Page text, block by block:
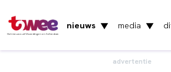
Het nieuws uit Vlaardingen en Schiedam
nieuws ▼ media ▼
advertentie